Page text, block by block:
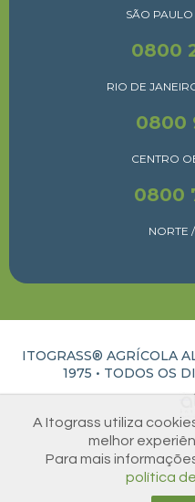
SÃO
0800
RIO DE
0800
CENTRO
0800
NORTE
ITOGRASS® AGRÍCOLA
1975 • TODOS OS
A Itograss utiliza
melhor
Para mais
política